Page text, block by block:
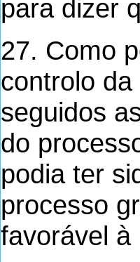
para dizer
27. Como
controlo
seguidos
do
podia ter
processo
favorável à